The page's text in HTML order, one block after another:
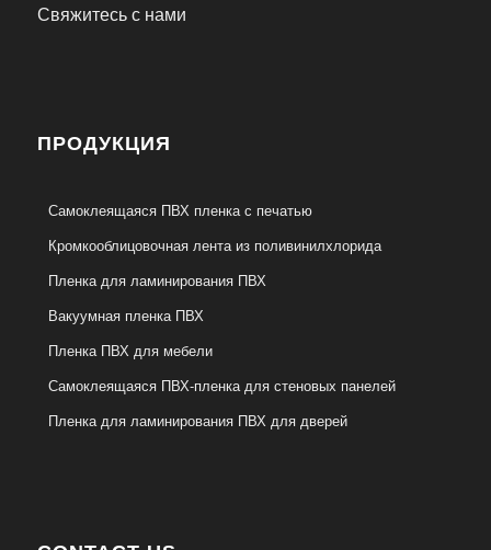
Свяжитесь с нами
ПРОДУКЦИЯ
Самоклеящаяся ПВХ пленка с печатью
Кромкооблицовочная лента из поливинилхлорида
Пленка для ламинирования ПВХ
Вакуумная пленка ПВХ
Пленка ПВХ для мебели
Самоклеящаяся ПВХ-пленка для стеновых панелей
Пленка для ламинирования ПВХ для дверей